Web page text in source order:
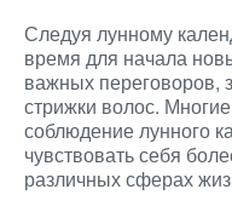
Следуя лунному
время для начала
важных переговоров,
стрижки волос.
соблюдение лунного
чувствовать себя
различных сферах